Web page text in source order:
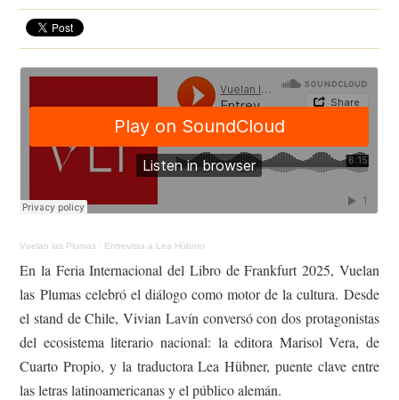
Vuelan las Plumas · Entrevista a Lea Hübner
En la Feria Internacional del Libro de Frankfurt 2025, Vuelan
las Plumas celebró el diálogo como motor de la cultura. Desde
el stand de Chile, Vivian Lavín conversó con dos protagonistas
del ecosistema literario nacional: la editora Marisol Vera, de
Cuarto Propio, y la traductora Lea Hübner, puente clave entre
las letras latinoamericanas y el público alemán.